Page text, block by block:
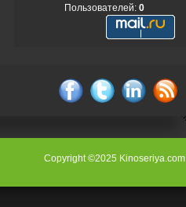
Пользователей: 0
Copyright ©2025 Kinoseriya.com